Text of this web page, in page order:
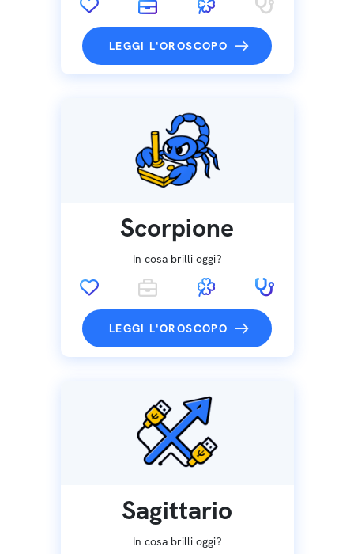
LEGGI L'OROSCOPO
Scorpione
In cosa brilli oggi?
LEGGI L'OROSCOPO
Sagittario
In cosa brilli oggi?